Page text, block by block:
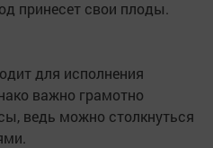
принесет свои плоды.
для исполнения
важно грамотно
ведь можно столкнуться